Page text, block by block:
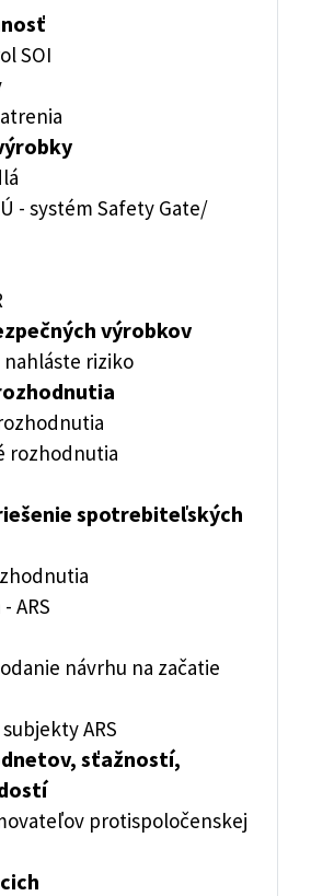
SOI
- systém Safety Gate/
výrobkov
nahláste riziko
rozhodnutia
spotrebiteľských
ARS
návrhu na začatie
ARS
sťažností,
protispoločenskej